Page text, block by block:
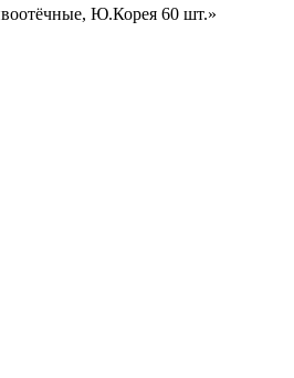
Ю.Корея 60 шт.»